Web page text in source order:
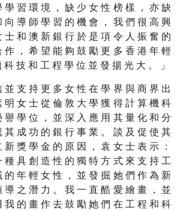
學 習 環 境 ， 缺 少 女 性 榜 樣 ， 亦 缺
向 導 師 學 習 的 機 會 ， 我 們 很 高 興
士 和 澳 新 銀 行 於 是 項 令 人 振 奮 的
作 ， 希 望 能 夠 鼓 勵 更 多 香 港 年 輕
技 和 工 程 學 位 並 發 揚 光 大 。 」
並 支 持 更 多 女 性 在 學 界 與 商 界 出
明 女 士 從 倫 敦 大 學 獲 得 計 算 機 科
譽 學 位 ， 並 深 入 應 用 其 量 化 和 分
其 成 功 的 銀 行 事 業 。 談 及 促 使 其
獎 學 金 的 原 因 ， 袁 女 士 表 示 ：
種 具 創 造 性 的 獨 特 方 式 來 支 持 工
的 年 輕 女 性 ， 並 發 掘 她 們 作 為 新
導 之 潛 力 。 我 一 直 酷 愛 繪 畫 ， 並
我 的 畫 作 去 鼓 勵 她 們 在 工 程 和 科